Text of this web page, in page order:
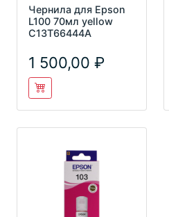
Чернила для Epson
L100 70мл yellow
C13T66444A
1 500,00